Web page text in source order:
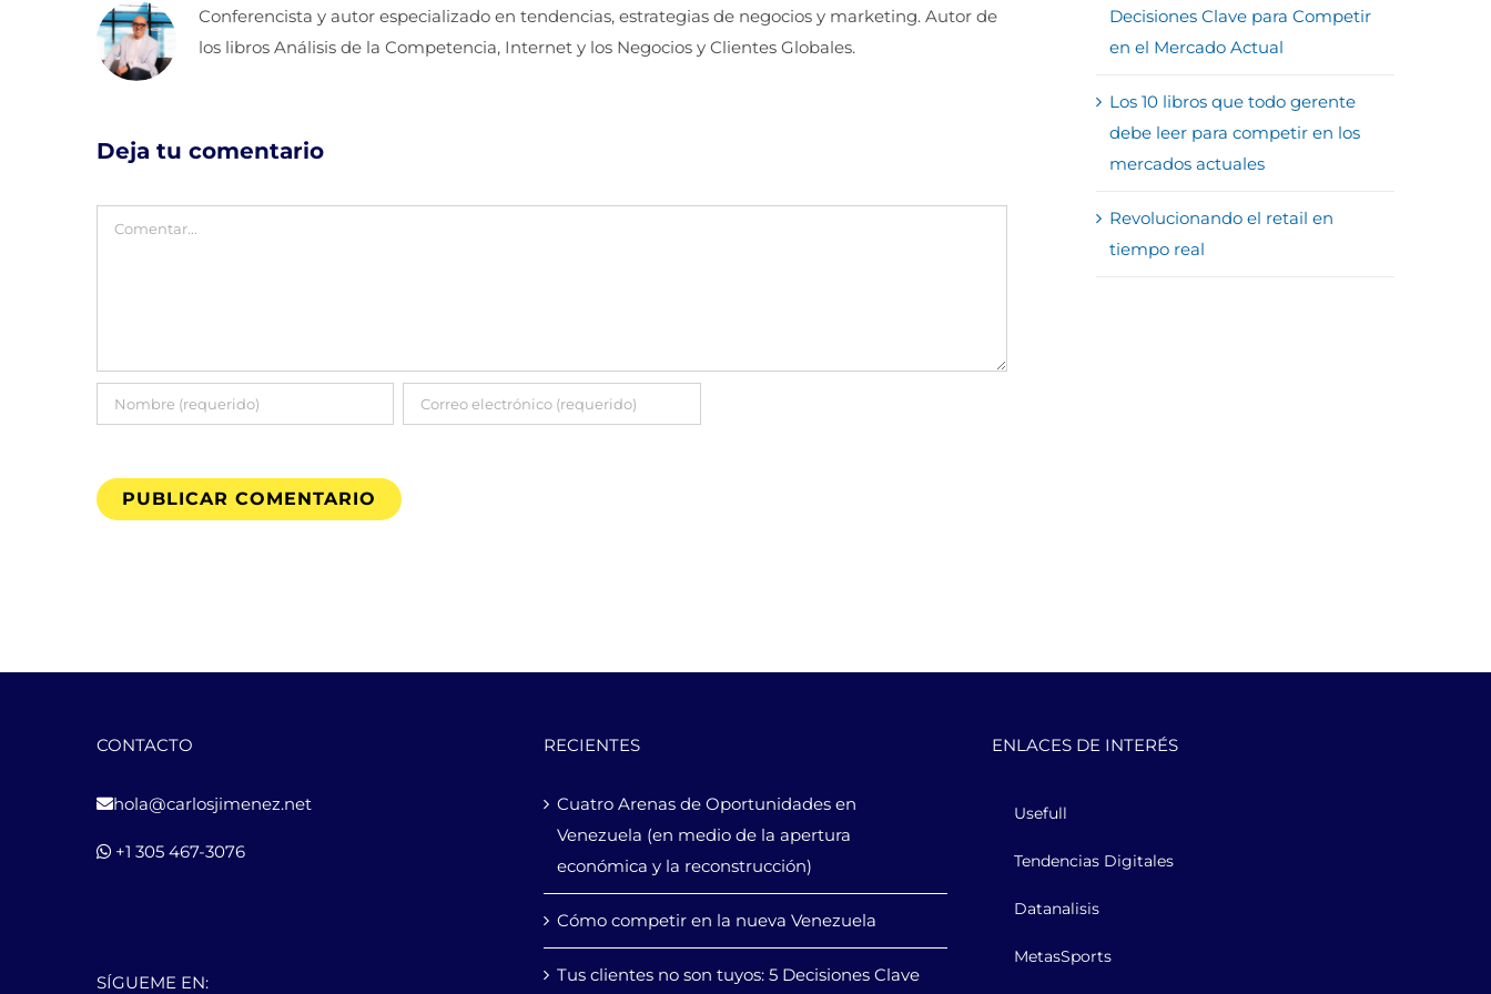
Conferencista y autor especializado en tendencias, estrategias de negocios y marketing. Autor de
los libros Análisis de la Competencia, Internet y los Negocios y Clientes Globales.
Deja tu comentario
Comentar
Decisiones Clave para Competir
en el Mercado Actual
Los 10 libros que todo gerente
debe leer para competir en los
mercados actuales
Revolucionando el retail en
tiempo real
CONTACTO
hola@carlosjimenez.net
+1 305 467-3076
SÍGUEME EN:
RECIENTES
Cuatro Arenas de Oportunidades en
Venezuela (en medio de la apertura
económica y la reconstrucción)
Cómo competir en la nueva Venezuela
Tus clientes no son tuyos: 5 Decisiones Clave
ENLACES DE INTERÉS
Usefull
Tendencias Digitales
Datanalisis
MetasSports